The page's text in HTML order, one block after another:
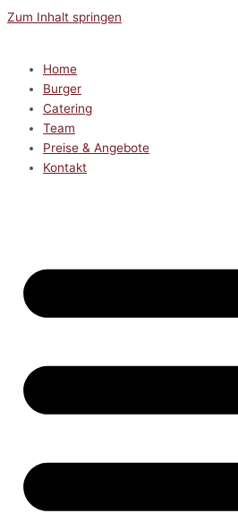
Zum Inhalt springen
Home
Burger
Catering
Team
Preise & Angebote
Kontakt